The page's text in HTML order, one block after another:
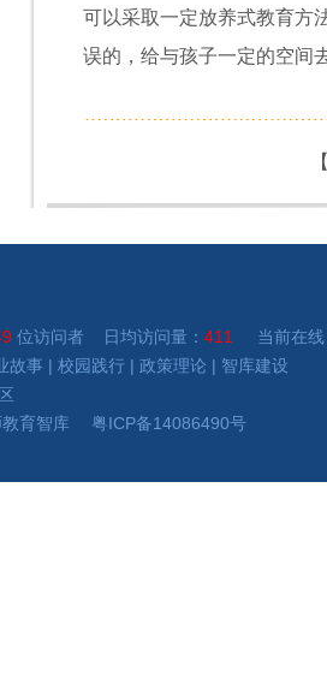
可以采取一定放养式教育方
误的，给与孩子一定的空间
位访问者 日均访问量： 411
当前在线
故事 | 校园践行 | 政策理论 | 智库建设
东城区
教育智库 粤ICP备14086490号